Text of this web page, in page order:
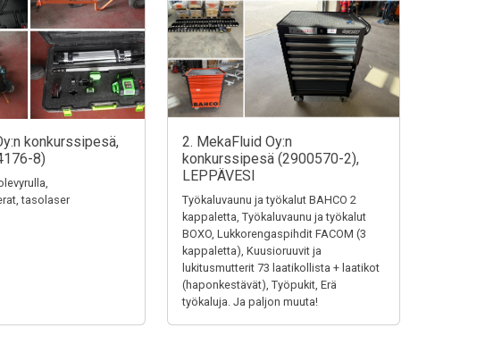
konkurssipesä,
8)
tasolaser
2. MekaFluid Oy:n
konkurssipesä (2900570-2),
LEPPÄVESI
Työkaluvaunu ja työkalut BAHCO 2
kappaletta, Työkaluvaunu ja työkalut
BOXO, Lukkorengaspihdit FACOM (3
kappaletta), Kuusioruuvit ja
lukitusmutterit 73 laatikollista + laatikot
(haponkestävät), Työpukit, Erä
työkaluja. Ja paljon muuta!